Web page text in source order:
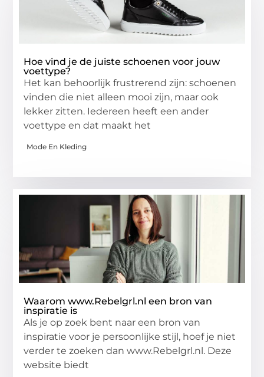
Hoe vind je de juiste schoenen voor jouw
voettype?
Het kan behoorlijk frustrerend zijn: schoenen
vinden die niet alleen mooi zijn, maar ook
lekker zitten. Iedereen heeft een ander
voettype en dat maakt het
Mode En Kleding
Waarom www.Rebelgrl.nl een bron van
inspiratie is
Als je op zoek bent naar een bron van
inspiratie voor je persoonlijke stijl, hoef je niet
verder te zoeken dan www.Rebelgrl.nl. Deze
website biedt